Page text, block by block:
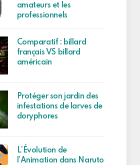
amateurs et les
professionnels
Comparatif : billard
français VS billard
américain
Protéger son jardin des
infestations de larves de
doryphores
L’Évolution de
l’Animation dans Naruto